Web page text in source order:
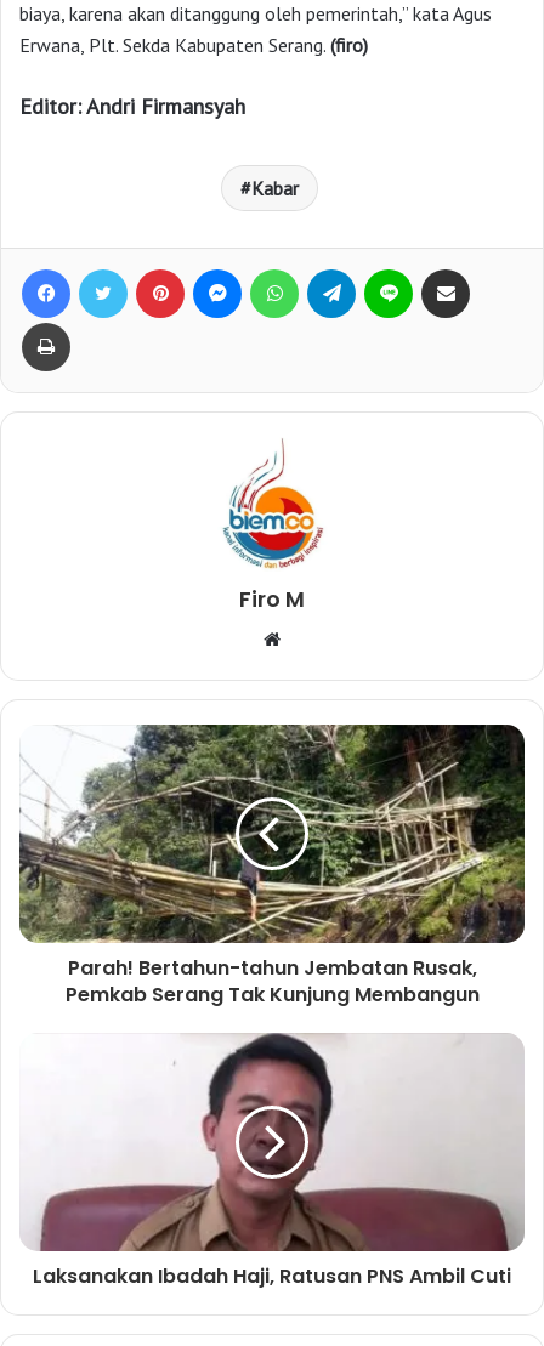
biaya, karena akan ditanggung oleh pemerintah,” kata Agus
Erwana, Plt. Sekda Kabupaten Serang. (firo)
Editor: Andri Firmansyah
Kabar
Firo M
b
s
i
t
e
Parah! Bertahun-tahun Jembatan Rusak,
Pemkab Serang Tak Kunjung Membangun
Laksanakan Ibadah Haji, Ratusan PNS Ambil Cuti